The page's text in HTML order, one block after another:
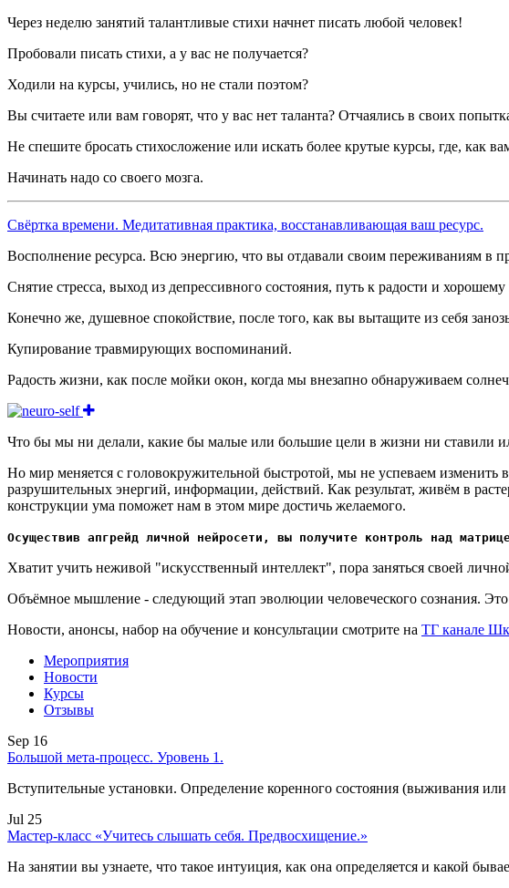
Через неделю занятий талантливые стихи начнет писать любой человек!
Пробовали писать стихи, а у вас не получается?
Ходили на курсы, учились, но не стали поэтом?
Вы считаете или вам говорят, что у вас нет таланта? Отчаялись в своих
Не спешите бросать стихосложение или искать более крутые курсы, где, как
Начинать надо со своего мозга.
Свёртка времени. Медитативная практика, восстанавливающая ваш ресурс.
Восполнение ресурса. Всю энергию, что вы отдавали своим переживаниям в
Снятие стресса, выход из депрессивного состояния, путь к радости и
Конечно же, душевное спокойствие, после того, как вы вытащите из себя
Купирование травмирующих воспоминаний.
Радость жизни, как после мойки окон, когда мы внезапно обнаруживаем
Что бы мы ни делали, какие бы малые или большие цели в жизни ни ставили
Но мир меняется с головокружительной быстротой, мы не успеваем изменить
разрушительных энергий, информации, действий. Как результат, живём в
конструкции ума поможет нам в этом мире достичь желаемого.
Осуществив апгрейд личной нейросети, вы получите контроль над
Хватит учить неживой "искусственный интеллект", пора заняться своей
Объёмное мышление - следующий этап эволюции человеческого сознания.
Новости, анонсы, набор на обучение и консультации смотрите на ТГ канале
Мероприятия
Новости
Курсы
Отзывы
Sep 16
Большой мета-процесс. Уровень 1.
Вступительные установки. Определение коренного состояния (выживания
Jul 25
Мастер-класс «Учитесь слышать себя. Предвосхищение.»
На занятии вы узнаете, что такое интуиция, как она определяется и какой